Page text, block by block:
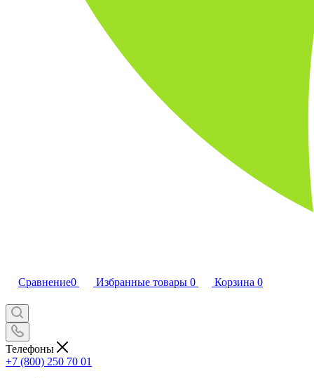
Сравнение0 Избранные товары 0 Корзина 0
Телефоны
+7 (800) 250 70 01